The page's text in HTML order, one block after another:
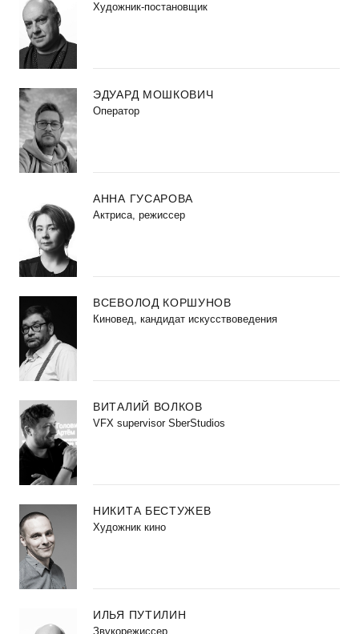
Художник-постановщик
ЭДУАРД МОШКОВИЧ
Оператор
АННА ГУСАРОВА
Актриса, режиссер
ВСЕВОЛОД КОРШУНОВ
Киновед, кандидат искусствоведения
ВИТАЛИЙ ВОЛКОВ
VFX supervisor SberStudios
НИКИТА БЕСТУЖЕВ
Художник кино
ИЛЬЯ ПУТИЛИН
Звукорежиссер